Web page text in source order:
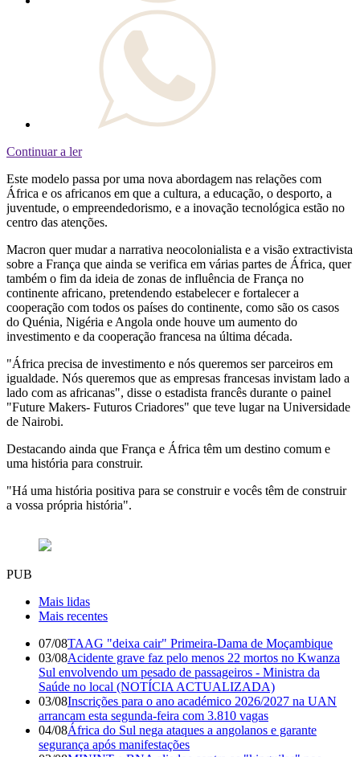
Continuar a ler
Este modelo passa por uma nova abordagem nas relações com
África e os africanos em que a cultura, a educação, o desporto, a
juventude, o empreendedorismo, e a inovação tecnológica estão no
centro das atenções.
Macron quer mudar a narrativa neocolonialista e a visão extractivista
sobre a França que ainda se verifica em várias partes de África, quer
também o fim da ideia de zonas de influência de França no
continente africano, pretendendo estabelecer e fortalecer a
cooperação com todos os países do continente, como são os casos
do Quénia, Nigéria e Angola onde houve um aumento do
investimento e da cooperação francesa na última década.
"África precisa de investimento e nós queremos ser parceiros em
igualdade. Nós queremos que as empresas francesas invistam lado a
lado com as africanas", disse o estadista francês durante o painel
"Future Makers- Futuros Criadores" que teve lugar na Universidade
de Nairobi.
Destacando ainda que França e África têm um destino comum e
uma história para construir.
"Há uma história positiva para se construir e vocês têm de construir
a vossa própria história".
PUB
Mais lidas
Mais recentes
07/08TAAG "deixa cair" Primeira-Dama de Moçambique
03/08Acidente grave faz pelo menos 22 mortos no Kwanza
Sul envolvendo um pesado de passageiros - Ministra da
Saúde no local (NOTÍCIA ACTUALIZADA)
03/08Inscrições para o ano académico 2026/2027 na UAN
arrancam esta segunda-feira com 3.810 vagas
04/08África do Sul nega ataques a angolanos e garante
segurança após manifestações